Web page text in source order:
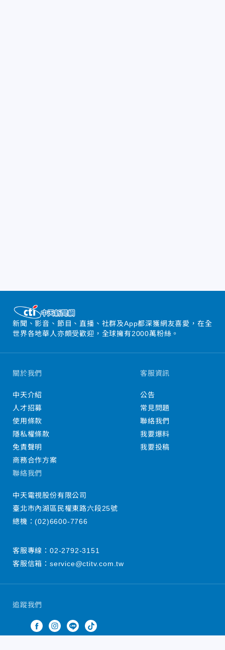
新聞、影音、節目、直播、社群及App都深獲網友喜愛，在全
世界各地華人亦頗受歡迎，全球擁有2000萬粉絲。
追蹤我們
關於我們
中天介紹
人才招募
使用條款
隱私權條款
免責聲明
商務合作方案
客服資訊
公告
常見問題
聯絡我們
我要爆料
我要投稿
聯絡我們
中天電視股份有限公司
臺北市內湖區民權東路六段25號
總機：(02)6600-7766
客服專線： 02-2792-3151
客服信箱： service@ctitv.com.tw